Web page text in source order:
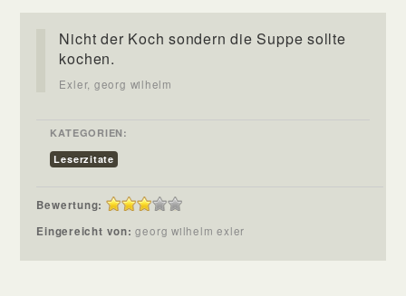
Nicht der Koch sondern die Suppe sollte
kochen.
Exler, georg wilhelm
KATEGORIEN:
Leserzitate
Bewertung:
Eingereicht von:georg wilhelm exler